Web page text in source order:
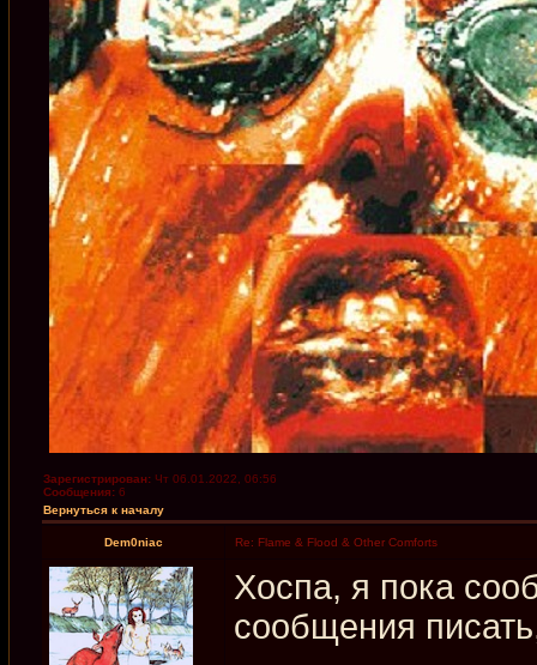
Зарегистрирован: Чт 06.01.2022, 06:56
Сообщения: 6
Вернуться к началу
Dem0niac Re: Flame & Flood & Other Comforts
Хоспа, я пока
сообщения